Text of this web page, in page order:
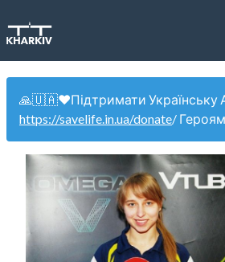
🙏🇺🇦❤️Підтримати Українську
https://savelife.in.ua/donate/